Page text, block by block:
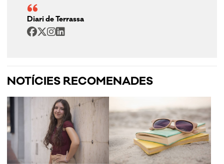
Diari de Terrassa
NOTÍCIES RECOMENADES